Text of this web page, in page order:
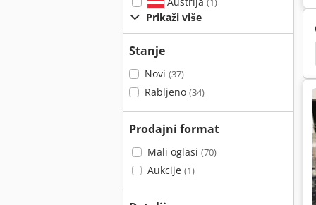
(1)
Prikaži više
Stanje
Novi (37)
Rabljeno (34)
Prodajni format
Mali oglasi (70)
Aukcije (1)
Aluminijska Ambalaža